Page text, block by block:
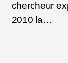
chercheur
2010 la…